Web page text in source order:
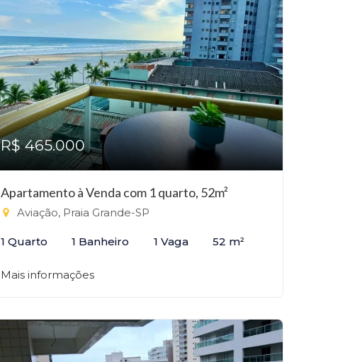
R$ 465.000
Apartamento à Venda com 1 quarto, 52m²
Aviação, Praia Grande-SP
1 Quarto 1 Banheiro 1 Vaga 52 m²
Mais informações